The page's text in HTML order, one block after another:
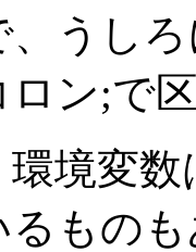
、うし
ロン;で
境変数
るもの